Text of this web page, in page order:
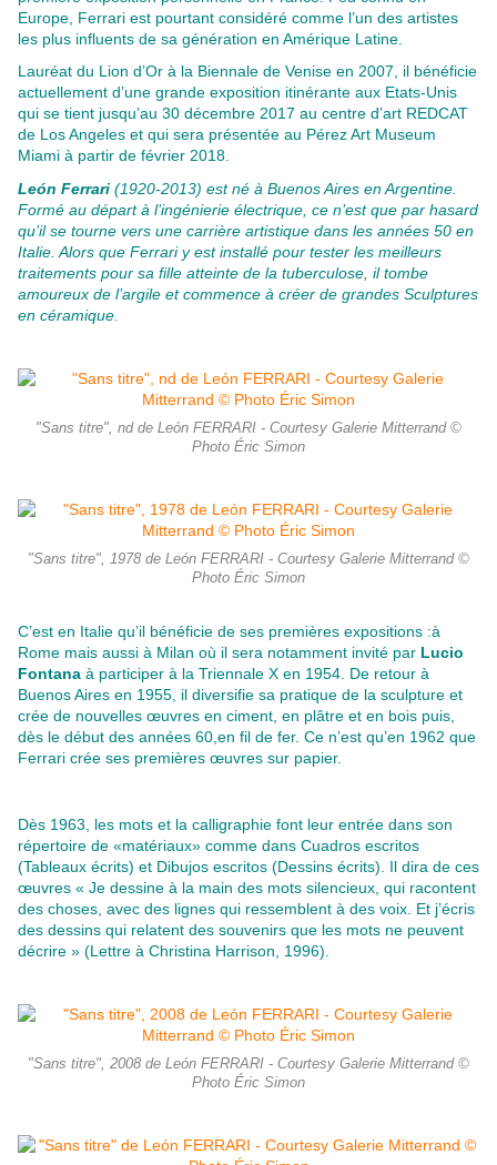
Europe, Ferrari est pourtant considéré comme l’un des artistes
les plus influents de sa génération en Amérique Latine.
Lauréat du Lion d’Or à la Biennale de Venise en 2007, il bénéficie
actuellement d’une grande exposition itinérante aux Etats-Unis
qui se tient jusqu’au 30 décembre 2017 au centre d’art REDCAT
de Los Angeles et qui sera présentée au Pérez Art Museum
Miami à partir de février 2018.
León Ferrari (1920-2013) est né à Buenos Aires en Argentine.
Formé au départ à l’ingénierie électrique, ce n’est que par hasard
qu’il se tourne vers une carrière artistique dans les années 50 en
Italie. Alors que Ferrari y est installé pour tester les meilleurs
traitements pour sa fille atteinte de la tuberculose, il tombe
amoureux de l’argile et commence à créer de grandes Sculptures
en céramique.
"Sans titre", nd de León FERRARI - Courtesy Galerie Mitterrand ©
Photo Éric Simon
"Sans titre", 1978 de León FERRARI - Courtesy Galerie Mitterrand ©
Photo Éric Simon
C’est en Italie qu’il bénéficie de ses premières expositions :à
Rome mais aussi à Milan où il sera notamment invité par Lucio
Fontana à participer à la Triennale X en 1954. De retour à
Buenos Aires en 1955, il diversifie sa pratique de la sculpture et
crée de nouvelles œuvres en ciment, en plâtre et en bois puis,
dès le début des années 60,en fil de fer. Ce n’est qu’en 1962 que
Ferrari crée ses premières œuvres sur papier.
Dès 1963, les mots et la calligraphie font leur entrée dans son
répertoire de «matériaux» comme dans Cuadros escritos
(Tableaux écrits) et Dibujos escritos (Dessins écrits). Il dira de ces
œuvres « Je dessine à la main des mots silencieux, qui racontent
des choses, avec des lignes qui ressemblent à des voix. Et j’écris
des dessins qui relatent des souvenirs que les mots ne peuvent
décrire » (Lettre à Christina Harrison, 1996).
"Sans titre", 2008 de León FERRARI - Courtesy Galerie Mitterrand ©
Photo Éric Simon